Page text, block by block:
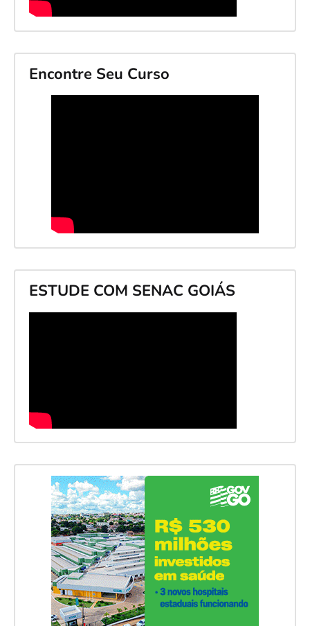
Encontre Seu Curso
ESTUDE COM SENAC GOIÁS